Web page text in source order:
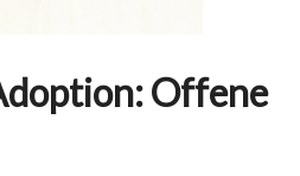
Offene